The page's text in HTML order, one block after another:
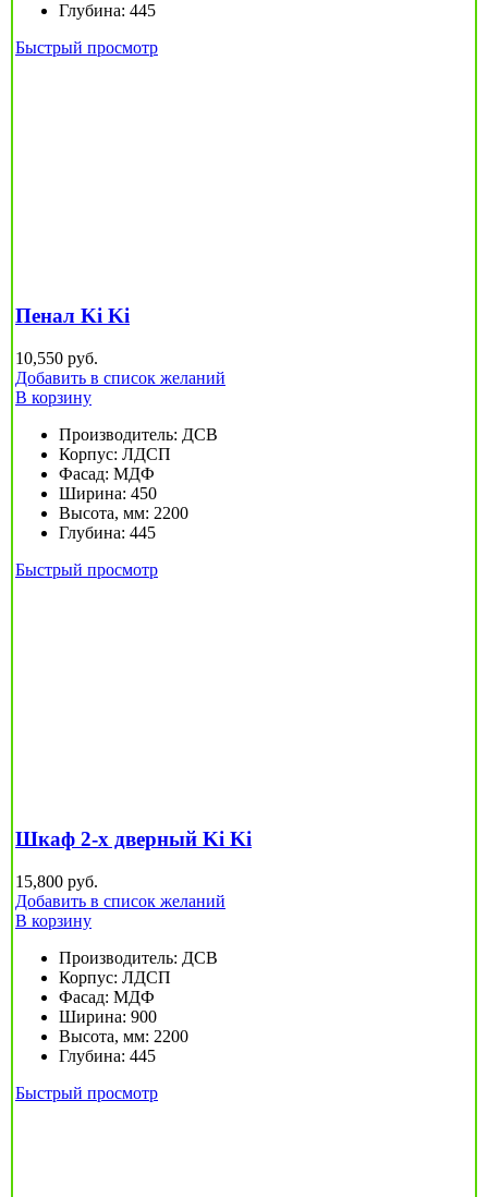
Глубина: 445
Быстрый просмотр
Пенал Ki Ki
10,550 руб.
Добавить в список желаний
В корзину
Производитель: ДСВ
Корпус: ЛДСП
Фасад: МДФ
Ширина: 450
Высота, мм: 2200
Глубина: 445
Быстрый просмотр
Шкаф 2-х дверный Ki Ki
15,800 руб.
Добавить в список желаний
В корзину
Производитель: ДСВ
Корпус: ЛДСП
Фасад: МДФ
Ширина: 900
Высота, мм: 2200
Глубина: 445
Быстрый просмотр